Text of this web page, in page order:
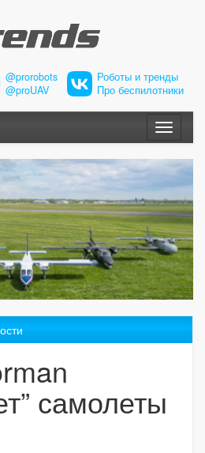
@prorobots
@proUAV
Роботы и тренды
Про беспилотники
Меню
самолеты